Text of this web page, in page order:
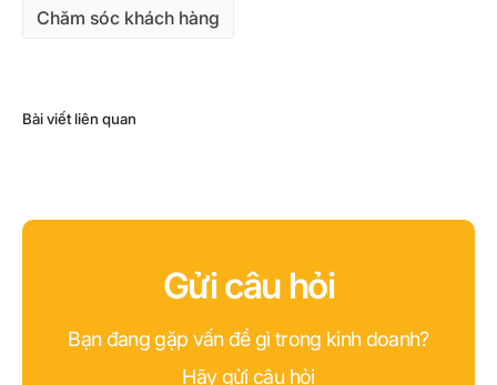
Chăm sóc khách hàng
Bài viết liên quan
Gửi câu hỏi
Bạn đang gặp vấn đề gì trong kinh doanh?
Hãy gửi câu hỏi